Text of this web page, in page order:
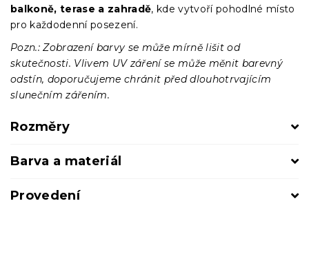
balkoně, terase a zahradě, kde vytvoří pohodlné místo
pro každodenní posezení.
Pozn.: Zobrazení barvy se může mírně lišit od
skutečnosti. Vlivem UV záření se může měnit barevný
odstín, doporučujeme chránit před dlouhotrvajícím
slunečním zářením.
Rozměry
Barva a materiál
Provedení